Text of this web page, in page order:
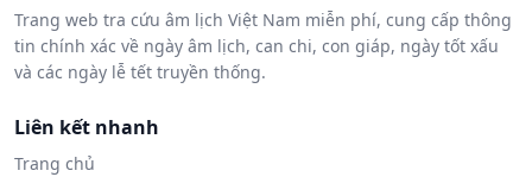
Trang web tra cứu âm lịch Việt Nam miễn phí, cung cấp thông
tin chính xác về ngày âm lịch, can chi, con giáp, ngày tốt xấu
và các ngày lễ tết truyền thống.
Liên kết nhanh
Trang chủ